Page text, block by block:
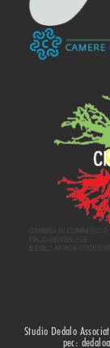
Studio Dedalo
pec: